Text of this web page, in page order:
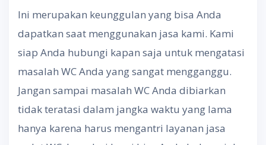
Ini merupakan keunggulan yang bisa Anda
dapatkan saat menggunakan jasa kami. Kami
siap Anda hubungi kapan saja untuk mengatasi
masalah WC Anda yang sangat mengganggu.
Jangan sampai masalah WC Anda dibiarkan
tidak teratasi dalam jangka waktu yang lama
hanya karena harus mengantri layanan jasa